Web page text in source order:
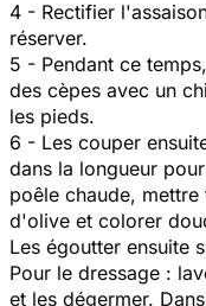
4 - Rectifier
réserver.
5 - Pendant ce
des cèpes avec un
les pieds.
6 - Les couper
dans la longueur
poêle chaude,
d'olive et colorer
Les égoutter ensuite
Pour le dressage :
et les dégermer.